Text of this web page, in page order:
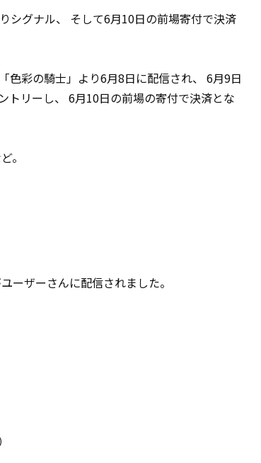
シグナル、 そして6月10日の前場寄付で決済
色彩の騎士」より6月8日に配信され、 6月9日
トリーし、 6月10日の前場の寄付で決済とな
。
ーザーさんに配信されました。